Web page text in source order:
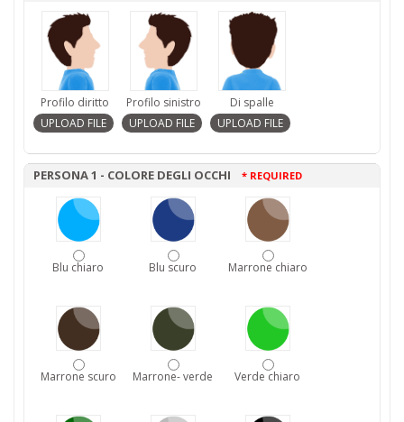
Profilo diritto Profilo sinistro Di spalle
PERSONA 1 - COLORE DEGLI OCCHI * REQUIRED
Blu chiaro Blu scuro Marrone chiaro
Marrone scuro Marrone- verde Verde chiaro